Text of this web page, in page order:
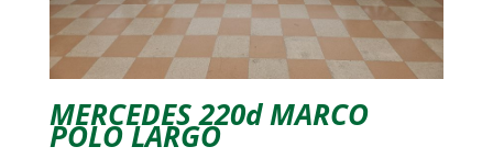
MERCEDES 220d MARCO
POLO LARGO